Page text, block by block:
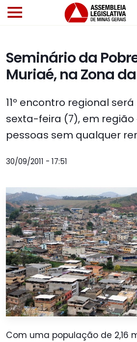
Seminário da
Muriaé, na Zona
11º encontro regional
sexta-feira (7), em região
pessoas sem qualquer
30/09/2011 - 17:51
Com uma população de 2,16